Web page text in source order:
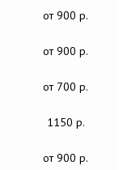
от 900 р.
от 900 р.
от 700 р.
1150 р.
от 900 р.